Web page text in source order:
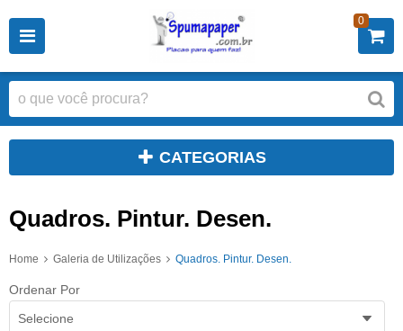
0
CATEGORIAS
Quadros. Pintur. Desen.
Home Galeria de Utilizações Quadros. Pintur. Desen.
Ordenar Por
Selecione